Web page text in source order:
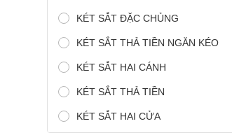
KÉT SẮT ĐẶC CHỦNG
KÉT SẮT THẢ TIỀN NGĂN KÉO
KÉT SẮT HAI CÁNH
KÉT SẮT THẢ TIỀN
KÉT SẮT HAI CỬA